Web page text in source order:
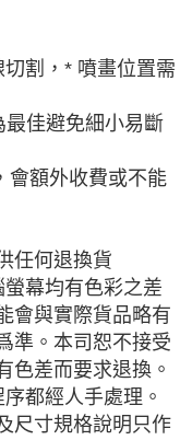
割，* 噴畫位置需
佳避免細小易斷
會額外收費或不能
任何退換貨
幕均有色彩之差
會與實際貨品略有
準。本司恕不接受
色差而要求退換。
都經人手處理。
尺寸規格說明只作